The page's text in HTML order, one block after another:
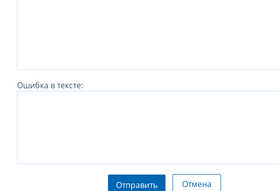
Ошибка в тексте:
Отправить Отмена